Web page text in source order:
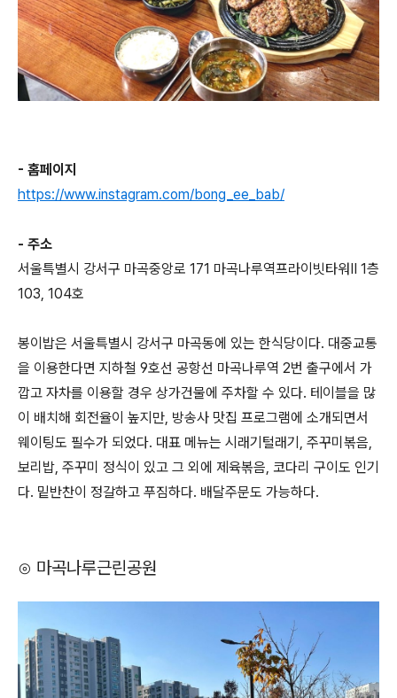
- 홈페이지
https://www.instagram.com/bong_ee_bab/
- 주소
서울특별시 강서구 마곡중앙로 171 마곡나루역프라이빗타워Ⅱ 1층
103, 104호
봉이밥은 서울특별시 강서구 마곡동에 있는 한식당이다. 대중교통
을 이용한다면 지하철 9호선 공항선 마곡나루역 2번 출구에서 가
깝고 자차를 이용할 경우 상가건물에 주차할 수 있다. 테이블을 많
이 배치해 회전율이 높지만, 방송사 맛집 프로그램에 소개되면서
웨이팅도 필수가 되었다. 대표 메뉴는 시래기털래기, 주꾸미볶음,
보리밥, 주꾸미 정식이 있고 그 외에 제육볶음, 코다리 구이도 인기
다. 밑반찬이 정갈하고 푸짐하다. 배달주문도 가능하다.
⊙ 마곡나루근린공원